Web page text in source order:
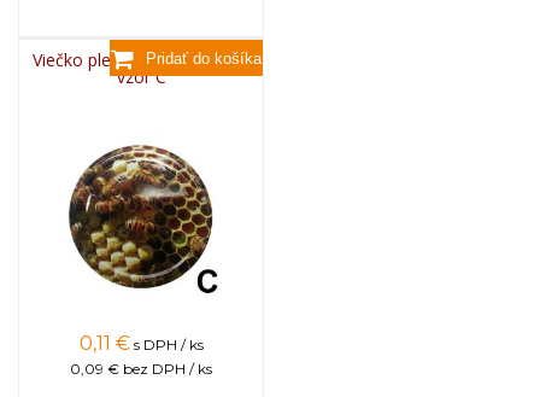
Viečko plechové TWIST 82 -
vzor C
0,11 € s DPH / ks
0,09 € bez DPH / ks